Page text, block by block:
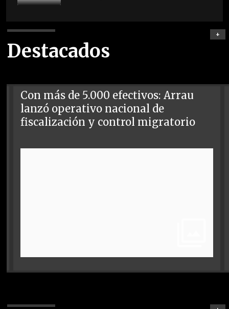
Destacados
+
Con más de 5.000 efectivos: Arrau
lanzó operativo nacional de
fiscalización y control migratorio